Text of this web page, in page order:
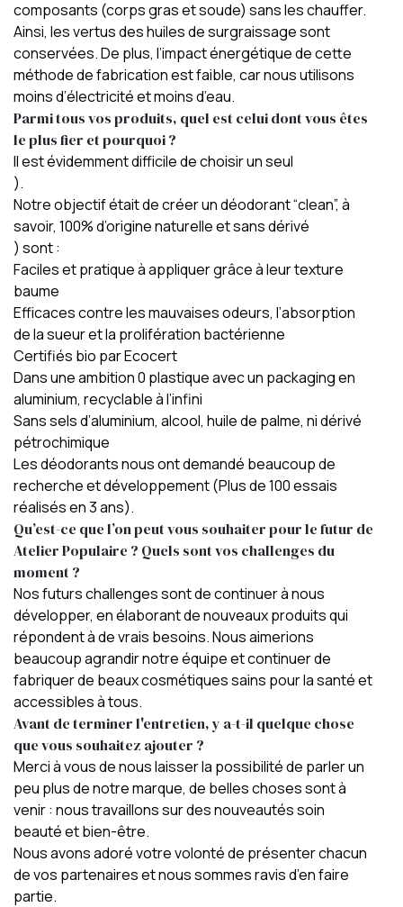
composants (corps gras et soude) sans les chauffer.
Ainsi, les vertus des huiles de surgraissage sont
conservées. De plus, l’impact énergétique de cette
méthode de fabrication est faible, car nous utilisons
moins d’électricité et moins d’eau.
Parmi tous vos produits, quel est celui dont vous êtes
le plus fier et pourquoi ?
Il est évidemment difficile de choisir un seul
).
Notre objectif était de créer un déodorant “clean”, à
savoir, 100% d’origine naturelle et sans dérivé
) sont :
Faciles et pratique à appliquer grâce à leur texture
baume
Efficaces contre les mauvaises odeurs, l’absorption
de la sueur et la prolifération bactérienne
Certifiés bio par Ecocert
Dans une ambition 0 plastique avec un packaging en
aluminium, recyclable à l’infini
Sans sels d’aluminium, alcool, huile de palme, ni dérivé
pétrochimique
Les déodorants nous ont demandé beaucoup de
recherche et développement (Plus de 100 essais
réalisés en 3 ans).
Qu’est-ce que l’on peut vous souhaiter pour le futur de
Atelier Populaire ? Quels sont vos challenges du
moment ?
Nos futurs challenges sont de continuer à nous
développer, en élaborant de nouveaux produits qui
répondent à de vrais besoins. Nous aimerions
beaucoup agrandir notre équipe et continuer de
fabriquer de beaux cosmétiques sains pour la santé et
accessibles à tous.
Avant de terminer l'entretien, y a-t-il quelque chose
que vous souhaitez ajouter ?
Merci à vous de nous laisser la possibilité de parler un
peu plus de notre marque, de belles choses sont à
venir : nous travaillons sur des nouveautés soin
beauté et bien-être.
Nous avons adoré votre volonté de présenter chacun
de vos partenaires et nous sommes ravis d’en faire
partie.